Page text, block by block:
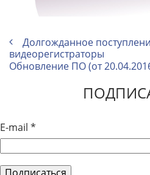
Долгожданное
видеорегистраторы
Обновление ПО (от
E-mail *